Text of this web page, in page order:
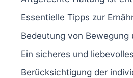
Essentielle Tipps zur
Bedeutung von Bewegung
Ein sicheres und
Berücksichtigung der